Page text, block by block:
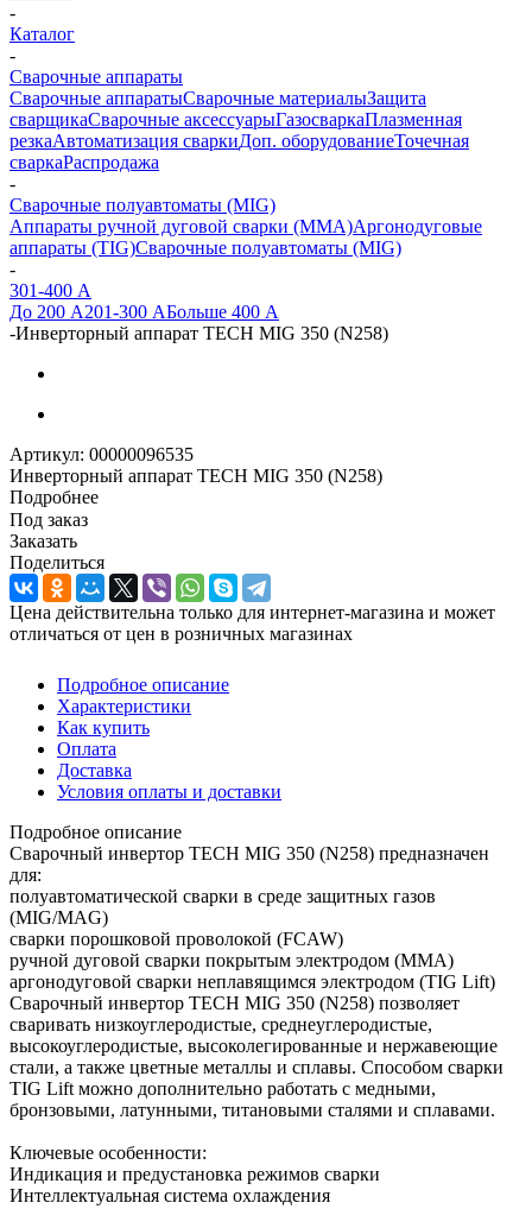
-
Каталог
-
Сварочные аппараты
Сварочные аппаратыСварочные материалыЗащита
сварщикаСварочные аксессуарыГазосваркаПлазменная
резкаАвтоматизация сваркиДоп. оборудованиеТочечная
сваркаРаспродажа
-
Сварочные полуавтоматы (MIG)
Аппараты ручной дуговой сварки (MMA)Аргонодуговые
аппараты (TIG)Сварочные полуавтоматы (MIG)
-
301-400 А
До 200 А201-300 АБольше 400 А
-Инверторный аппарат TECH MIG 350 (N258)
Артикул: 00000096535
Инверторный аппарат TECH MIG 350 (N258)
Подробнее
Под заказ
Заказать
Поделиться
Цена действительна только для интернет-магазина и может
отличаться от цен в розничных магазинах
Подробное описание
Характеристики
Как купить
Оплата
Доставка
Условия оплаты и доставки
Подробное описание
Сварочный инвертор TECH MIG 350 (N258) предназначен
для:
полуавтоматической сварки в среде защитных газов
(MIG/MAG)
сварки порошковой проволокой (FCAW)
ручной дуговой сварки покрытым электродом (ММА)
аргонодуговой сварки неплавящимся электродом (TIG Lift)
Сварочный инвертор TECH MIG 350 (N258) позволяет
сваривать низкоуглеродистые, среднеуглеродистые,
высокоуглеродистые, высоколегированные и нержавеющие
стали, а также цветные металлы и сплавы. Способом сварки
TIG Lift можно дополнительно работать с медными,
бронзовыми, латунными, титановыми сталями и сплавами.
Ключевые особенности:
Индикация и предустановка режимов сварки
Интеллектуальная система охлаждения